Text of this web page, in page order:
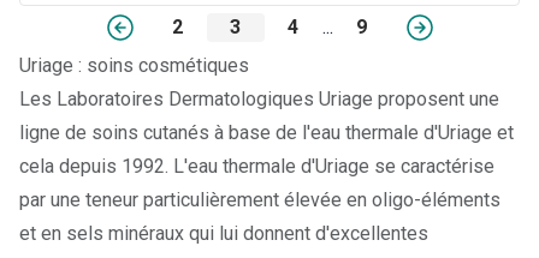
2 3 4 ...
9
Uriage : soins cosmétiques
Les Laboratoires Dermatologiques Uriage proposent une
ligne de soins cutanés à base de l'eau thermale d'Uriage et
cela depuis 1992. L'eau thermale d'Uriage se caractérise
par une teneur particulièrement élevée en oligo-éléments
et en sels minéraux qui lui donnent d'excellentes